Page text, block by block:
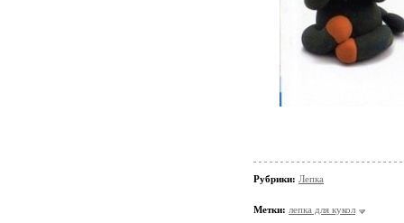
Рубрики: Лепка
Метки: лепка для кукол